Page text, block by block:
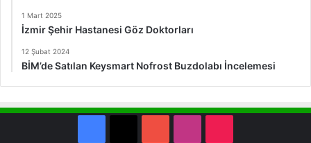
1 Mart 2025
İzmir Şehir Hastanesi Göz Doktorları
12 Şubat 2024
BİM’de Satılan Keysmart Nofrost Buzdolabı İncelemesi